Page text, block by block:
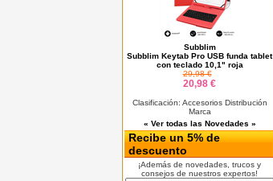
Subblim
Subblim Keytab Pro USB funda tablet
con teclado 10,1" roja
29,98 €
20,98 €
Clasificación: Accesorios Distribución
Marca
« Ver todas las Novedades »
Recibe un 5% de
descuento
¡Además de novedades, trucos y
consejos de nuestros expertos!